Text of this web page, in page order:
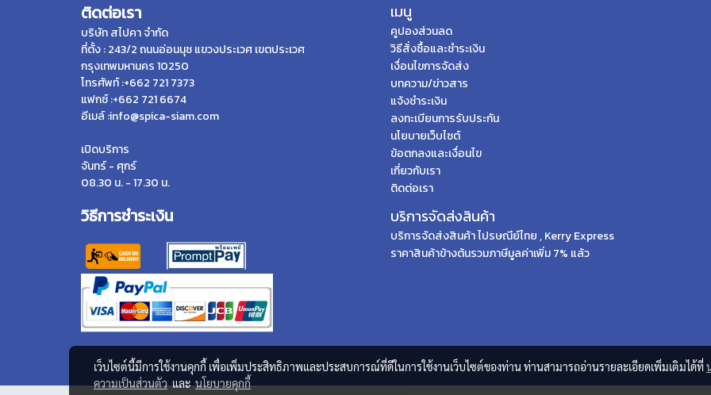
ติดต่อเรา
บริษัท สไปคา จำกัด
ที่ตั้ง : 243/2 ถนนอ่อนนุช แขวงประเวศ เขตประเวศ
กรุงเทพมหานคร 10250
โทรศัพท์ :+662 721 7373
แฟกซ์ :+662 721 6674
อีเมล์ :info@spica-siam.com
เปิดบริการ
จันทร์ - ศุกร์
08.30 น. - 17.30 น.
วิธีการชำระเงิน
เมนู
คูปองส่วนลด
วิธีสั่งซื้อและชำระเงิน
เงื่อนไขการจัดส่ง
บทความ/ข่าวสาร
แจ้งชำระเงิน
ลงทะเบียนการรับประกัน
นโยบายเว็บไซต์
ข้อตกลงและเงื่อนไข
เกี่ยวกับเรา
ติดต่อเรา
บริการจัดส่งสินค้า
บริการจัดส่งสินค้า ไปรษณีย์ไทย , Kerry Express
ราคาสินค้าข้างต้นรวมภาษีมูลค่าเพิ่ม 7% แล้ว
เว็บไซต์นี้มีการใช้งานคุกกี้ เพื่อเพิ่มประสิทธิภาพและประสบการณ์ที่ดีในการใช้งานเว็บไซต์ของท่าน ท่านสามารถอ่านรายละเอียดเพิ่มเติมได้ที่
ความเป็นส่วนตัวและนโยบายคุกกี้